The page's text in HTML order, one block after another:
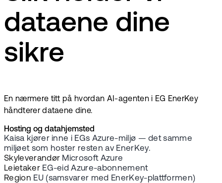
dataene dine
sikre
En nærmere titt på hvordan AI-agenten i EG EnerKey
håndterer dataene dine.
Hosting og datahjemsted
Kaisa kjører inne i EGs Azure-miljø — det samme
miljøet som hoster resten av EnerKey.
Skyleverandør Microsoft Azure
LeietakerEG-eid Azure-abonnement
Region EU (samsvarer med EnerKey-plattformen)